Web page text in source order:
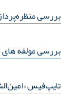
بررسی
بررسی مولفه
تایپ‌فیس